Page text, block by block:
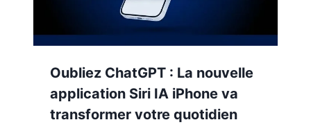
Oubliez ChatGPT : La nouvelle
application Siri IA iPhone va
transformer votre quotidien